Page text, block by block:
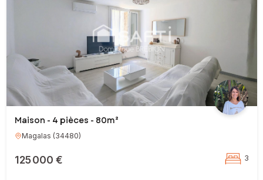
Maison - 4 pièces - 80m²
Magalas (34480)
125 000 € 3